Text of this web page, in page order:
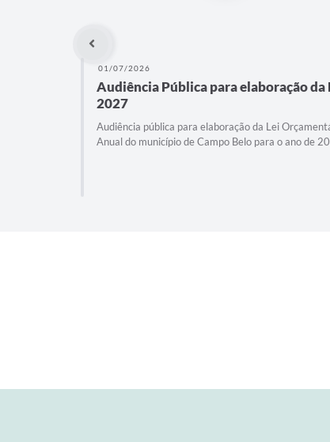
01/07/2026
Audiência Pública para elaboração da
2027
Audiência pública para elaboração da Lei
Anual do município de Campo Belo para o ano de